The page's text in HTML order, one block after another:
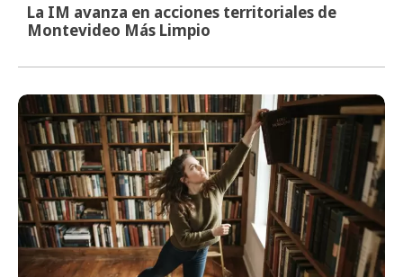
La IM avanza en acciones territoriales de
Montevideo Más Limpio